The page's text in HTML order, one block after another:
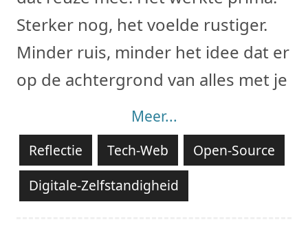
Sterker nog, het voelde rustiger.
Minder ruis, minder het idee dat er
op de achtergrond van alles met je
Meer...
Reflectie Tech-Web
Open-Source
Digitale-Zelfstandigheid